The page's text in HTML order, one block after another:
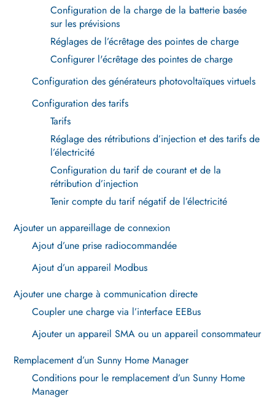
Configuration de la charge de la batterie basée
sur les prévisions
Réglages de l’écrêtage des pointes de charge
Configurer l'écrêtage des pointes de charge
Configuration des générateurs photovoltaïques virtuels
Configuration des tarifs
Tarifs
Réglage des rétributions d’injection et des tarifs de
l’électricité
Configuration du tarif de courant et de la
rétribution d’injection
Tenir compte du tarif négatif de l’électricité
Ajouter un appareillage de connexion
Ajout d’une prise radiocommandée
Ajout d’un appareil Modbus
Ajouter une charge à communication directe
Coupler une charge via l’interface EEBus
Ajouter un appareil SMA ou un appareil consommateur
Remplacement d’un Sunny Home Manager
Conditions pour le remplacement d’un Sunny Home
Manager